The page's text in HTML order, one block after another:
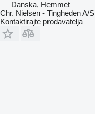
Danska, Hemmet
Chr. Nielsen - Tingheden A/S
Kontaktirajte prodavatelja